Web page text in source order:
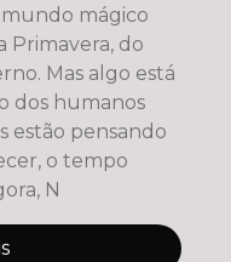
mágico
Primavera, do
Mas algo está
dos humanos
estão pensando
o tempo
N